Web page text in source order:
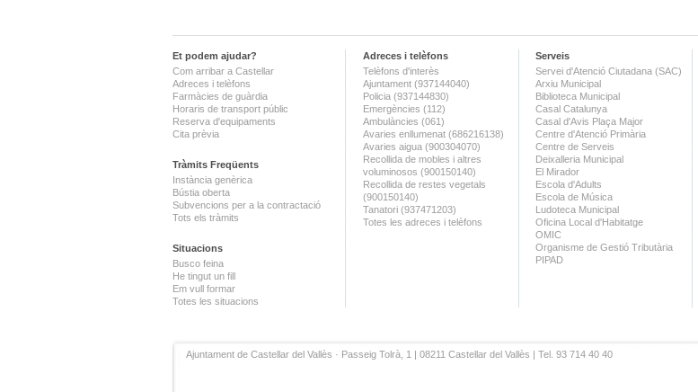
Et podem ajudar?
Com arribar a Castellar
Adreces i telèfons
Farmàcies de guàrdia
Horaris de transport públic
Reserva d'equipaments
Cita prèvia
Tràmits Freqüents
Instància genèrica
Bústia oberta
Subvencions per a la contractació
Tots els tràmits
Situacions
Busco feina
He tingut un fill
Em vull formar
Totes les situacions
Adreces i telèfons
Telèfons d'interès
Ajuntament (937144040)
Policia (937144830)
Emergències (112)
Ambulàncies (061)
Avaries enllumenat (686216138)
Avaries aigua (900304070)
Recollida de mobles i altres
voluminosos (900150140)
Recollida de restes vegetals
(900150140)
Tanatori (937471203)
Totes les adreces i telèfons
Serveis
Servei d'Atenció Ciutadana (SAC)
Arxiu Municipal
Biblioteca Municipal
Casal Catalunya
Casal d'Avis Plaça Major
Centre d'Atenció Primària
Centre de Serveis
Deixalleria Municipal
El Mirador
Escola d'Adults
Escola de Música
Ludoteca Municipal
Oficina Local d'Habitatge
OMIC
Organisme de Gestió Tributària
PIPAD
Ajuntament de Castellar del Vallès · Passeig Tolrà, 1 | 08211 Castellar del Vallès | Tel. 93 714 40 40